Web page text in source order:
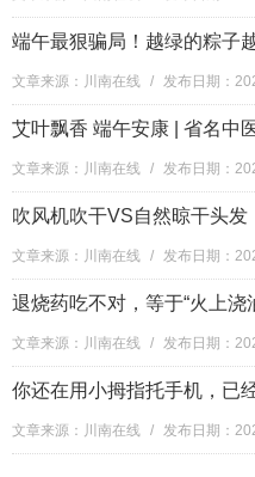
文章来源：川南在线 / 发布日期：
文章来源：川南在线 / 发布日期：
吹风机吹干VS自然晾干头发
文章来源：川南在线 / 发布日期：
文章来源：川南在线 / 发布日期：
你还在用小拇指托手机，
文章来源：川南在线 / 发布日期：